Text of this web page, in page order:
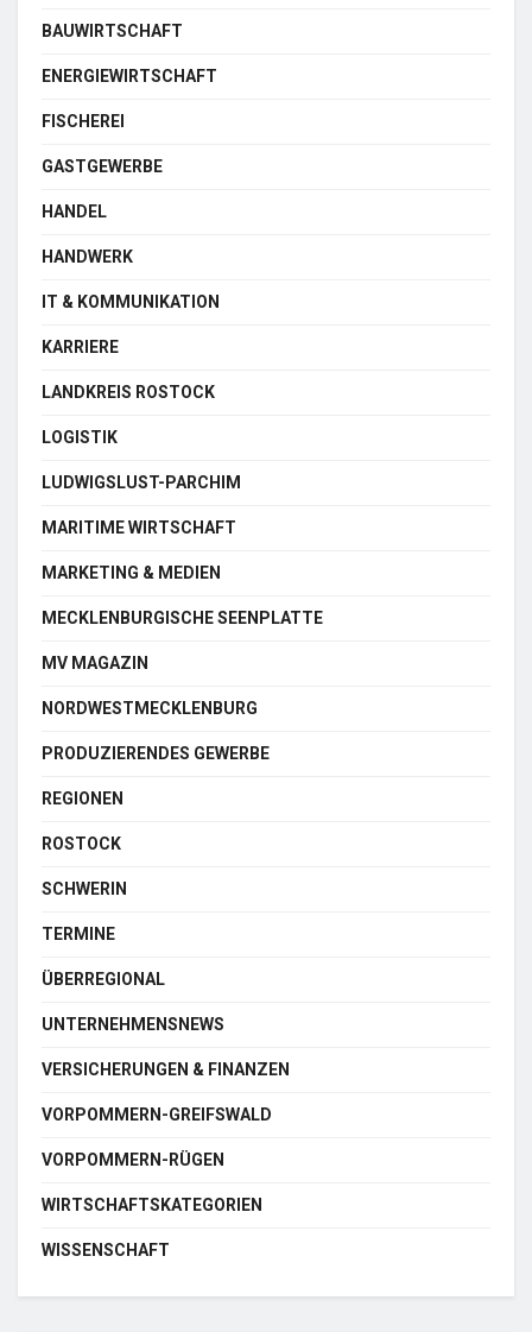
BAUWIRTSCHAFT
ENERGIEWIRTSCHAFT
FISCHEREI
GASTGEWERBE
HANDEL
HANDWERK
IT & KOMMUNIKATION
KARRIERE
LANDKREIS ROSTOCK
LOGISTIK
LUDWIGSLUST-PARCHIM
MARITIME WIRTSCHAFT
MARKETING & MEDIEN
MECKLENBURGISCHE SEENPLATTE
MV MAGAZIN
NORDWESTMECKLENBURG
PRODUZIERENDES GEWERBE
REGIONEN
ROSTOCK
SCHWERIN
TERMINE
ÜBERREGIONAL
UNTERNEHMENSNEWS
VERSICHERUNGEN & FINANZEN
VORPOMMERN-GREIFSWALD
VORPOMMERN-RÜGEN
WIRTSCHAFTSKATEGORIEN
WISSENSCHAFT